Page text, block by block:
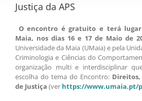
Justiça da APS
O encontro é gratuito e terá
Maia, nos dias 16 e 17 de Maio de
Universidade da Maia (UMaia) e pela
Criminologia e Ciências do
organização multi e interdisciplinar
escolha do tema do Encontro:
de Justiça (ver https://www.umaia.pt/